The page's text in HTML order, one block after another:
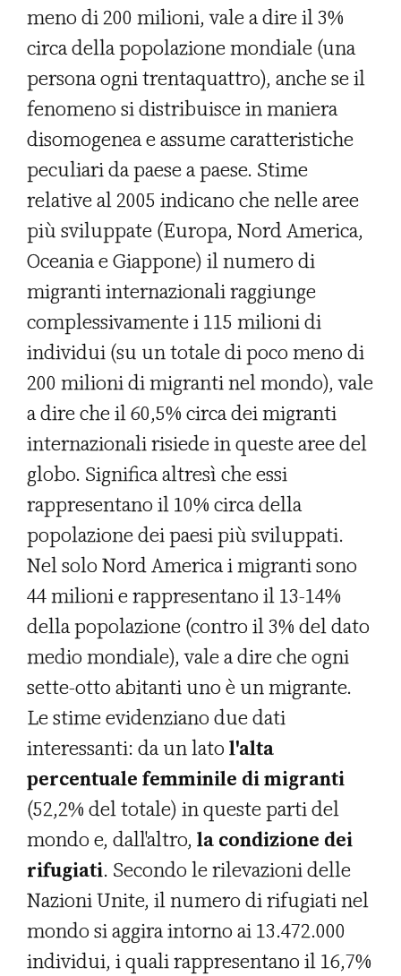
meno di 200 milioni, vale a dire il 3%
circa della popolazione mondiale (una
persona ogni trentaquattro), anche se il
fenomeno si distribuisce in maniera
disomogenea e assume caratteristiche
peculiari da paese a paese. Stime
relative al 2005 indicano che nelle aree
più sviluppate (Europa, Nord America,
Oceania e Giappone) il numero di
migranti internazionali raggiunge
complessivamente i 115 milioni di
individui (su un totale di poco meno di
200 milioni di migranti nel mondo), vale
a dire che il 60,5% circa dei migranti
internazionali risiede in queste aree del
globo. Significa altresì che essi
rappresentano il 10% circa della
popolazione dei paesi più sviluppati.
Nel solo Nord America i migranti sono
44 milioni e rappresentano il 13-14%
della popolazione (contro il 3% del dato
medio mondiale), vale a dire che ogni
sette-otto abitanti uno è un migrante.
Le stime evidenziano due dati
interessanti: da un latol'alta
percentuale femminile di migranti
(52,2% del totale) in queste parti del
mondo e, dall'altro, la condizione dei
rifugiati. Secondo le rilevazioni delle
Nazioni Unite, il numero di rifugiati nel
mondo si aggira intorno ai 13.472.000
individui, i quali rappresentano il 16,7%